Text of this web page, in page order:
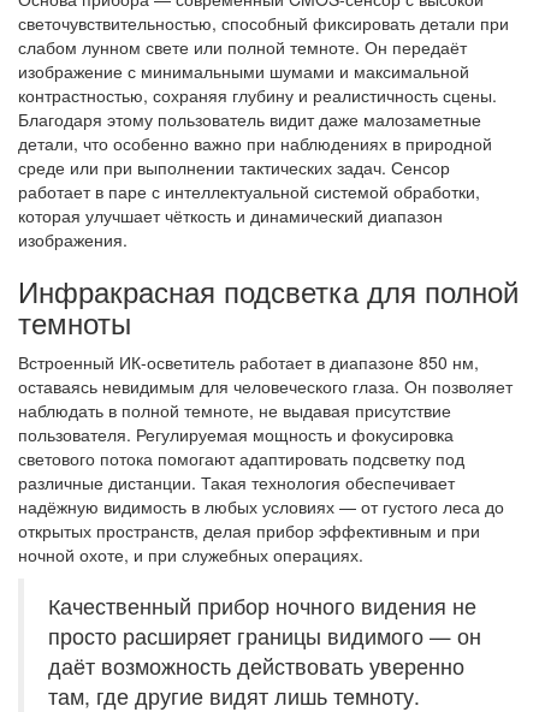
светочувствительностью, способный фиксировать детали при
слабом лунном свете или полной темноте. Он передаёт
изображение с минимальными шумами и максимальной
контрастностью, сохраняя глубину и реалистичность сцены.
Благодаря этому пользователь видит даже малозаметные
детали, что особенно важно при наблюдениях в природной
среде или при выполнении тактических задач. Сенсор
работает в паре с интеллектуальной системой обработки,
которая улучшает чёткость и динамический диапазон
изображения.
Инфракрасная подсветка для полной
темноты
Встроенный ИК-осветитель работает в диапазоне 850 нм,
оставаясь невидимым для человеческого глаза. Он позволяет
наблюдать в полной темноте, не выдавая присутствие
пользователя. Регулируемая мощность и фокусировка
светового потока помогают адаптировать подсветку под
различные дистанции. Такая технология обеспечивает
надёжную видимость в любых условиях — от густого леса до
открытых пространств, делая прибор эффективным и при
ночной охоте, и при служебных операциях.
Качественный прибор ночного видения не
просто расширяет границы видимого — он
даёт возможность действовать уверенно
там, где другие видят лишь темноту.